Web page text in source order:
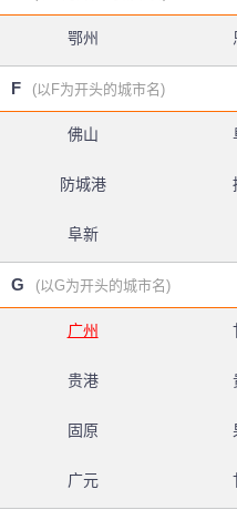
鄂州
F (以F为开头的城市名)
佛山
防城港
阜新
G (以G为开头的城市名)
广州
贵港
固原
广元